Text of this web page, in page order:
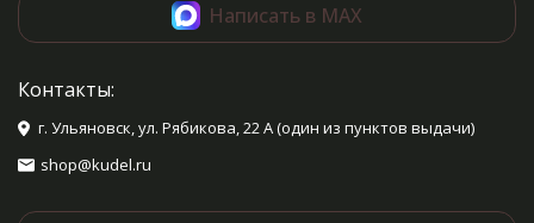
Написать в MAX
Контакты:
г. Ульяновск, ул. Рябикова, 22 А (один из пунктов выдачи)
shop@kudel.ru